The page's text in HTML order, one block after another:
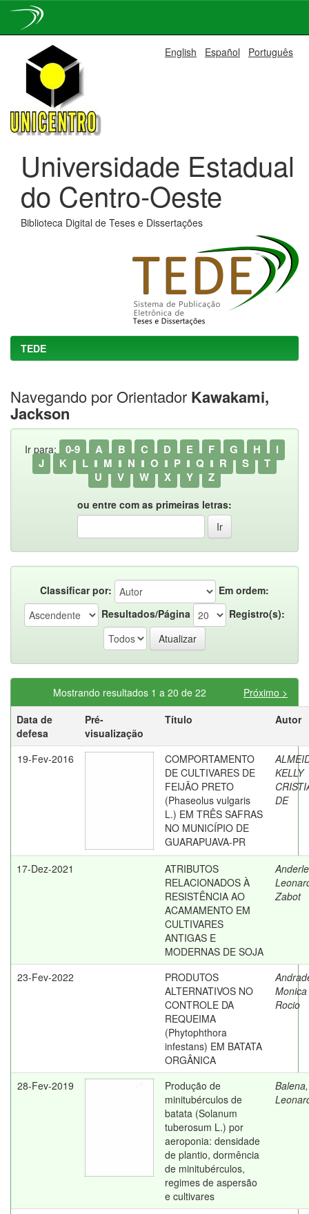
navigation
English Español Português
Universidade Estadual
do Centro-Oeste
Biblioteca Digital de Teses e Dissertações
TEDE
Navegando por Orientador Kawakami,
Jackson
Ir para: 0-9 A B C D E F G H
I
J
K L M N O P Q R S
T
U
V W X Y Z
ou entre com as primeiras letras:
Classificar por:
Em ordem:
Resultados/Página
Registro(s):
Mostrando resultados 1 a 20 de 22
Próximo >
Data de
defesa
Pré-
visualização
Título Autor
19-Fev-2016
COMPORTAMENTO
DE CULTIVARES DE
FEIJÃO PRETO
(Phaseolus vulgaris
L.) EM TRÊS SAFRAS
NO MUNICÍPIO DE
GUARAPUAVA-PR
KELLY
DE
17-Dez-2021
ATRIBUTOS
RELACIONADOS À
RESISTÊNCIA AO
ACAMAMENTO EM
CULTIVARES
ANTIGAS E
MODERNAS DE SOJA
Zabot
23-Fev-2022
PRODUTOS
ALTERNATIVOS NO
CONTROLE DA
REQUEIMA
(Phytophthora
infestans) EM BATATA
ORGÂNICA
Rocio
28-Fev-2019
Produção de
minitubérculos de
batata (Solanum
tuberosum L.) por
aeroponia: densidade
de plantio, dormência
de minitubérculos,
regimes de aspersão
e cultivares
Balena,